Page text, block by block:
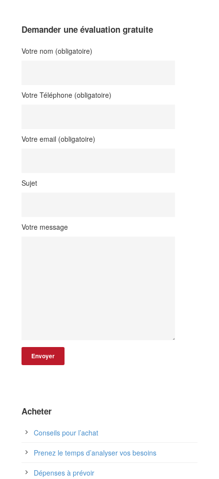
Demander une évaluation gratuite
Votre nom (obligatoire)
Votre Téléphone (obligatoire)
Votre email (obligatoire)
Sujet
Votre message
Acheter
Conseils pour l’achat
Prenez le temps d’analyser vos besoins
Dépenses à prévoir